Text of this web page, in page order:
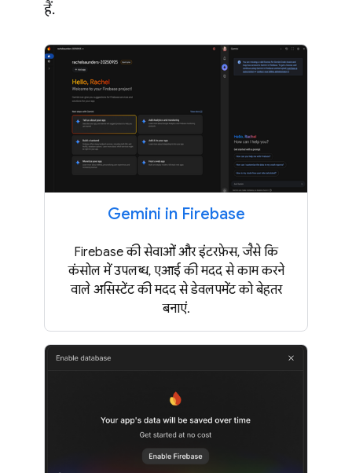
हैं.
Gemini in Firebase
Firebase की सेवाओं और इंटरफ़ेस, जैसे कि
कंसोल में उपलब्ध, एआई की मदद से काम करने
वाले असिस्टेंट की मदद से डेवलपमेंट को बेहतर
बनाएं.